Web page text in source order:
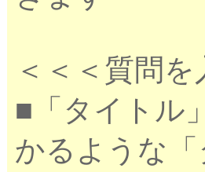
＜＜＜質問
■「タイトル
かるような